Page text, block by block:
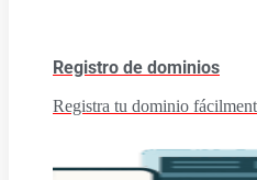
Registro de dominios
Registra tu dominio